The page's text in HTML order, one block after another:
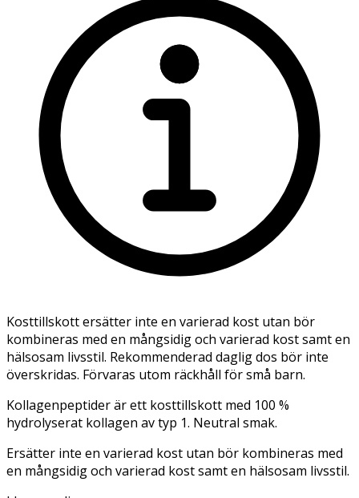
Kosttillskott ersätter inte en varierad kost utan bör
kombineras med en mångsidig och varierad kost samt en
hälsosam livsstil. Rekommenderad daglig dos bör inte
överskridas. Förvaras utom räckhåll för små barn.
Kollagenpeptider är ett kosttillskott med 100 %
hydrolyserat kollagen av typ 1. Neutral smak.
Ersätter inte en varierad kost utan bör kombineras med
en mångsidig och varierad kost samt en hälsosam livsstil.